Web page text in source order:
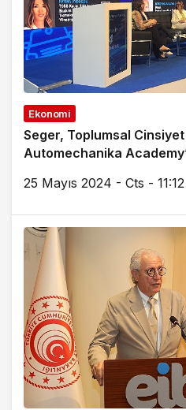
Ekonomi
Seger, Toplumsal Cinsiyet
Automechanika
25 Mayıs 2024 - Cts - 11:12